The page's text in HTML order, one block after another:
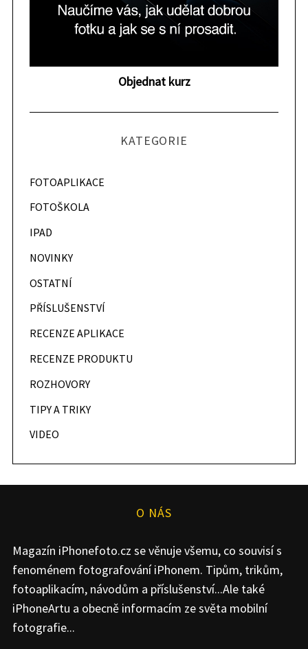
Objednat kurz
KATEGORIE
FOTOAPLIKACE
FOTOŠKOLA
IPAD
NOVINKY
OSTATNÍ
PŘÍSLUŠENSTVÍ
RECENZE APLIKACE
RECENZE PRODUKTU
ROZHOVORY
TIPY A TRIKY
VIDEO
O NÁS
Magazín iPhonefoto.cz se věnuje všemu, co souvisí s
fenoménem fotografování iPhonem. Tipům, trikům,
fotoaplikacím, návodům a příslušenství...Ale také
iPhoneArtu a obecně informacím ze světa mobilní
fotografie...
o